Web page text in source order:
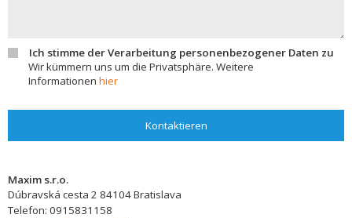
Ich stimme der Verarbeitung personenbezogener Daten zu
Wir kümmern uns um die Privatsphäre. Weitere
Informationen hier
Kontaktieren
Maxim s.r.o.
Dúbravská cesta 2 84104Bratislava
Telefon: 0915831158